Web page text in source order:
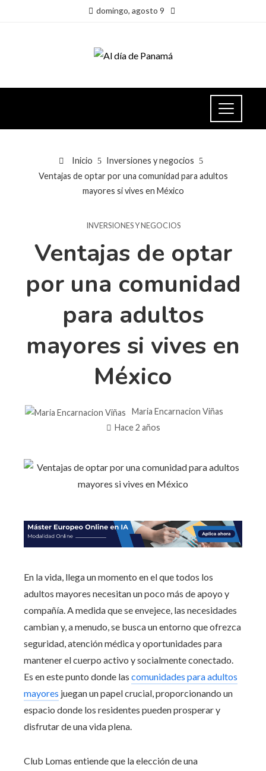
domingo, agosto 9
Inicio
Inversiones y negocios
Ventajas de optar por una comunidad para adultos
mayores si vives en México
INVERSIONES Y NEGOCIOS
Ventajas de optar
por una comunidad
para adultos
mayores si vives en
México
Maria Encarnacion Viñas
Hace 2 años
En la vida, llega un momento en el que todos los
adultos mayores necesitan un poco más de apoyo y
compañía. A medida que se envejece, las necesidades
cambian y, a menudo, se busca un entorno que ofrezca
seguridad, atención médica y oportunidades para
mantener el cuerpo activo y socialmente conectado.
Es en este punto donde las comunidades para adultos
mayores juegan un papel crucial, proporcionando un
espacio donde los residentes pueden prosperar y
disfrutar de una vida plena.
Club Lomas entiende que la elección de una